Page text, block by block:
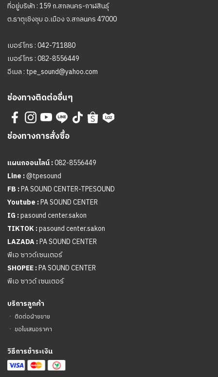
ที่อยู่บริษัท : 159 ถ.สกลนคร-กาฬสินธุ์
ต.ธาตุเชิงชุม อ.เมือง จ.สกลนคร 47000
เบอร์โทร :042-711880
เบอร์โทร :082-8556449
อีเมล : tpe_sound@yahoo.com
ช่องทางติดต่ออื่นๆ
ช่องทางการสั่งซื้อ
แผนกออนไลน์ :082-8556449
Line :@tpesound
FB :PA SOUND CENTER-TPESOUND
Youtube :PA SOUND CENTER
IG :pasound center.sakon
TIKTOK :pasound center.sakon
LAZADA :PA SOUND CENTER
พีเอ ซาวด์เซนเตอร์
SHOPEE :PA SOUND CENTER
พีเอ ซาวด์ เซนเตอร์
บริการลูกค้า
ㆍ ติดต่อฝ่ายขาย
ㆍ ขอใบเสนอราคา
วิธีการชำระเงิน